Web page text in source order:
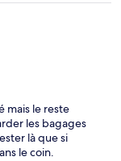
mais le reste
les bagages
là que si
le coin.